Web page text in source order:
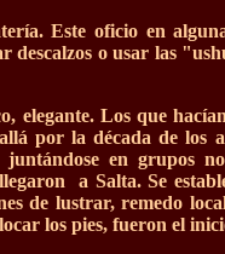
Este oficio en
descalzos o usar las
elegante. Los que
por la década de los
en grupos
a Salta. Se
de lustrar, remedo
los pies, fueron el